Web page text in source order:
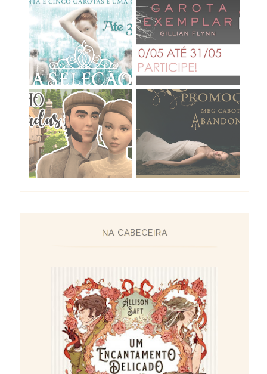
NA CABECEIRA